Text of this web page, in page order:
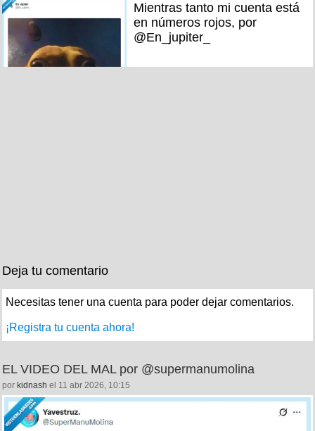
Mientras tanto mi cuenta está
en números rojos, por
@En_jupiter_
Deja tu comentario
Necesitas tener una cuenta para poder dejar comentarios.
¡Registra tu cuenta ahora!
EL VIDEO DEL MAL por @supermanumolina
por kidnash el 11 abr 2026, 10:15